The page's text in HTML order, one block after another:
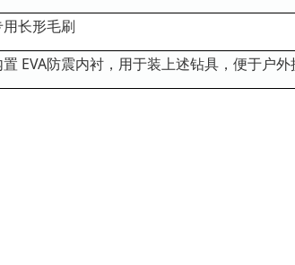
用长形毛刷
置 EVA防震内衬，用于装上述钻具，便于户外